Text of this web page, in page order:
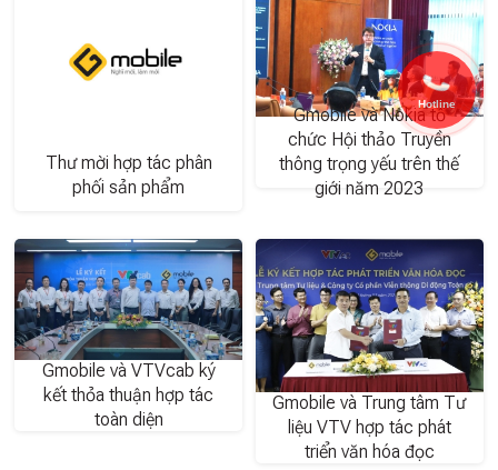
Thư mời hợp tác phân
phối sản phẩm
Gmobile và Nokia tổ
chức Hội thảo Truyền
thông trọng yếu trên thế
giới năm 2023
Gmobile và VTVcab ký
kết thỏa thuận hợp tác
toàn diện
Gmobile và Trung tâm Tư
liệu VTV hợp tác phát
triển văn hóa đọc
Hotline